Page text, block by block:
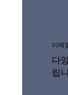
이메
다
립